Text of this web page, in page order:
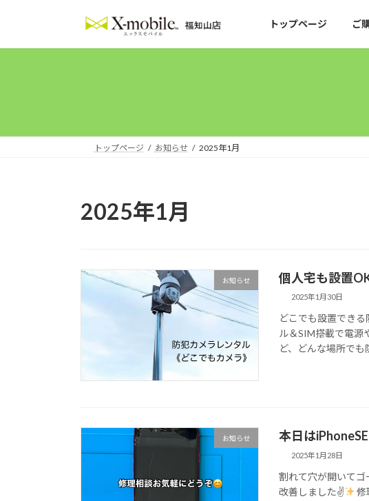
ッ
移
トップページ ご
トップページ お知らせ 2025年1月
2025年1月
お知らせ 個人宅も設置
2025年1月30日
どこでも設置でき
ル＆SIM搭載で電源
ど、どんな場所で
お知らせ 本日は
2025年1月28日
割れて穴が開いて
改善しました✌
修